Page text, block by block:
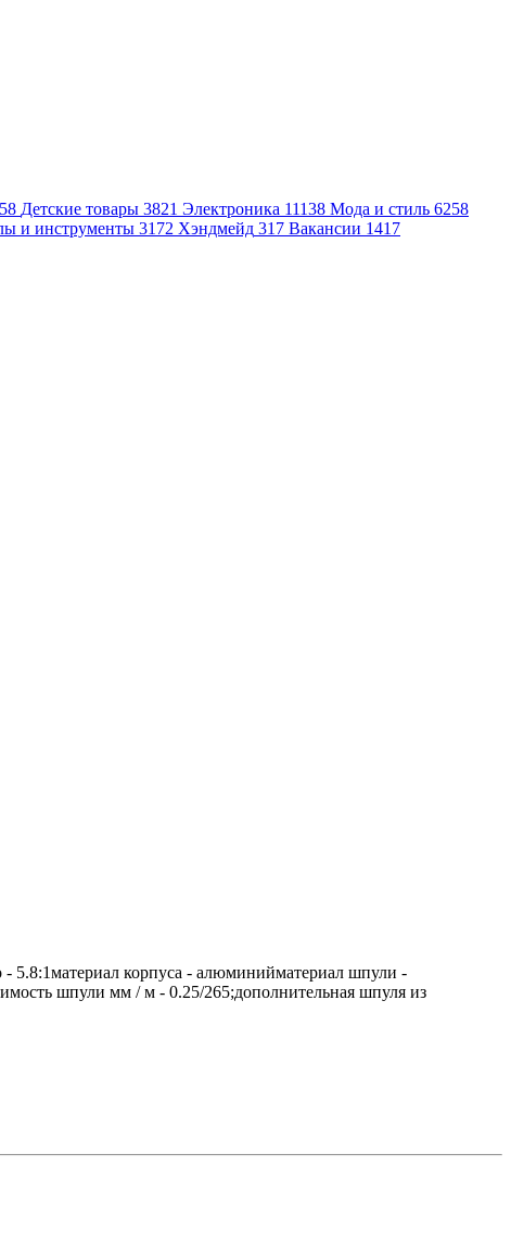
Детские товары 3821 Электроника 11138 Мода и стиль 6258
и инструменты 3172 Хэндмейд 317 Вакансии 1417
- 5.8:1материал корпуса - алюминийматериал шпули -
шпули мм / м - 0.25/265;дополнительная шпуля из